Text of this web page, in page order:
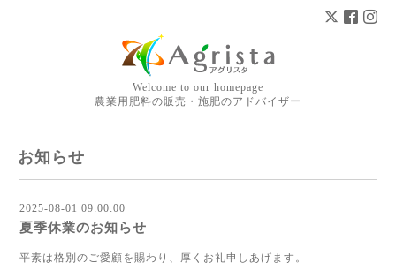
Welcome to our homepage
農業用肥料の販売・施肥のアドバイザー
お知らせ
2025-08-01 09:00:00
夏季休業のお知らせ
平素は格別のご愛顧を賜わり、厚くお礼申しあげます。